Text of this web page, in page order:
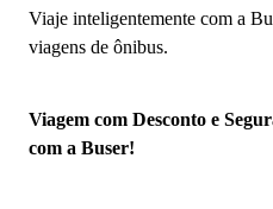
Viaje inteligentemente com a
viagens de ônibus.
Viagem com Desconto e
com a Buser!